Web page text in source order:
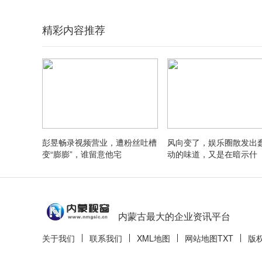
精彩内容推荐
彭昱畅录视频营业，遭粉丝吐槽
变“膨膨”，谁留意他宅
风向变了，娱乐圈散发出
动的味道，又是在暗示什
内蒙古最大的企业资讯平台
关于我们 联系我们 XML地图 网站地图TXT 版